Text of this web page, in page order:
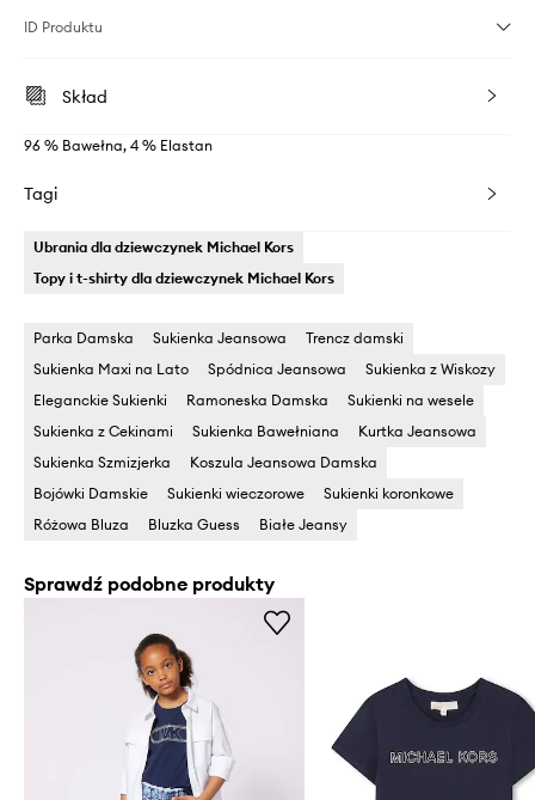
ID Produktu
Skład
96 % Bawełna, 4 % Elastan
Tagi
Ubrania dla dziewczynek Michael Kors
Topy i t-shirty dla dziewczynek Michael Kors
Parka Damska Sukienka Jeansowa
Trencz damski
Sukienka Maxi na Lato
Spódnica Jeansowa
Sukienka z Wiskozy
Eleganckie Sukienki
Ramoneska Damska
Sukienki na wesele
Sukienka z Cekinami
Sukienka Bawełniana
Kurtka Jeansowa
Sukienka Szmizjerka
Koszula Jeansowa Damska
Bojówki Damskie
Sukienki wieczorowe
Sukienki koronkowe
Różowa Bluza
Bluzka Guess Białe Jeansy
Sprawdź podobne produkty